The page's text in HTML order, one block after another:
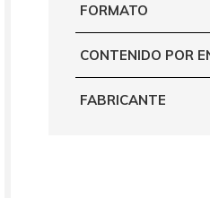
FORMATO
CONTENIDO POR
FABRICANTE